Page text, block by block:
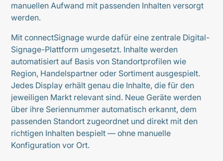
manuellen Aufwand mit passenden Inhalten versorgt
werden.
Mit connectSignage wurde dafür eine zentrale Digital-
Signage-Plattform umgesetzt. Inhalte werden
automatisiert auf Basis von Standortprofilen wie
Region, Handelspartner oder Sortiment ausgespielt.
Jedes Display erhält genau die Inhalte, die für den
jeweiligen Markt relevant sind. Neue Geräte werden
über ihre Seriennummer automatisch erkannt, dem
passenden Standort zugeordnet und direkt mit den
richtigen Inhalten bespielt — ohne manuelle
Konfiguration vor Ort.